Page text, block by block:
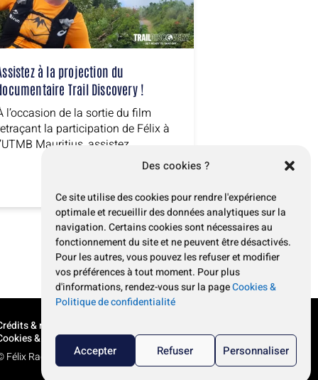
Des cookies ?
Ce site utilise des cookies pour rendre l'expérience
optimale et recueillir des données analytiques sur la
navigation. Certains cookies sont nécessaires au
fonctionnement du site et ne peuvent être désactivés.
Pour les autres, vous pouvez les refuser et modifier
vos préférences à tout moment. Pour plus
d'informations, rendez-vous sur la pageCookies &
Politique de confidentialité
Accepter Refuser Personnaliser
à la projection du
Trail Discovery !
l’occasion de la sortie du film
la participation de Félix à
Mauritius, assistez...
& mentions légales
& politique de confidentialité
Félix Radu 2026